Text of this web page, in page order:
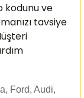
kodunu ve
tavsiye
Ford, Audi,